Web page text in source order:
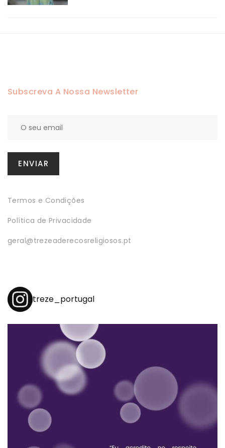
Subscreva A Nossa Newsletter
Termos e Condições
Política de Privacidade
geral@trezeaderecosreligiosos.pt
treze_portugal